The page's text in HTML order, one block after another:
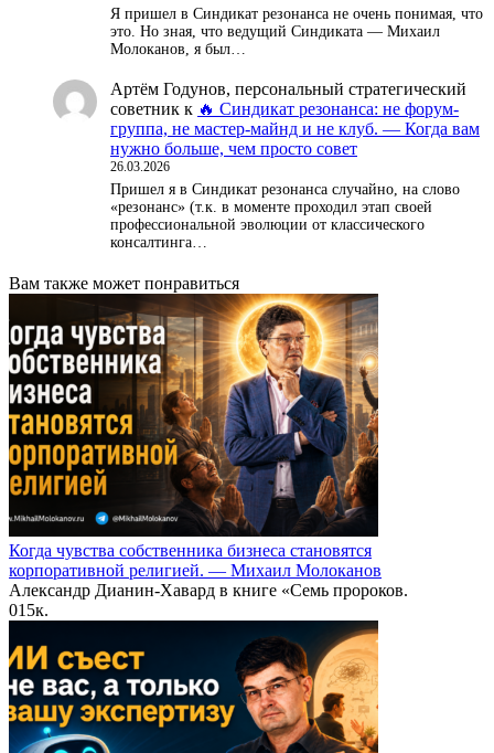
Я пришел в Синдикат резонанса не очень понимая, что
это. Но зная, что ведущий Синдиката — Михаил
Молоканов, я был…
Артём Годунов, персональный стратегический
советник к 🔥 Синдикат резонанса: не форум-
группа, не мастер-майнд и не клуб. — Когда вам
нужно больше, чем просто совет
26.03.2026
Пришел я в Синдикат резонанса случайно, на слово
«резонанс» (т.к. в моменте проходил этап своей
профессиональной эволюции от классического
консалтинга…
Вам также может понравиться
Когда чувства собственника бизнеса становятся
корпоративной религией. — Михаил Молоканов
Александр Дианин-Хавард в книге «Семь пророков.
015к.